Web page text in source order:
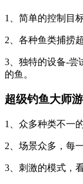
1、简单的控制目
2、各种鱼类捕捞
3、独特的设备-尝
的鱼。
超级钓鱼大师
1、众多种类不一
2、场景众多，每
3、刺激的模式，